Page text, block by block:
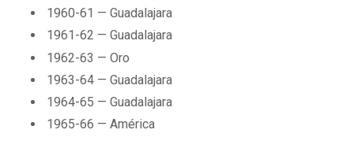
1960-61 — Guadalajara
1961-62 — Guadalajara
1962-63 — Oro
1963-64 — Guadalajara
1964-65 — Guadalajara
1965-66 — América